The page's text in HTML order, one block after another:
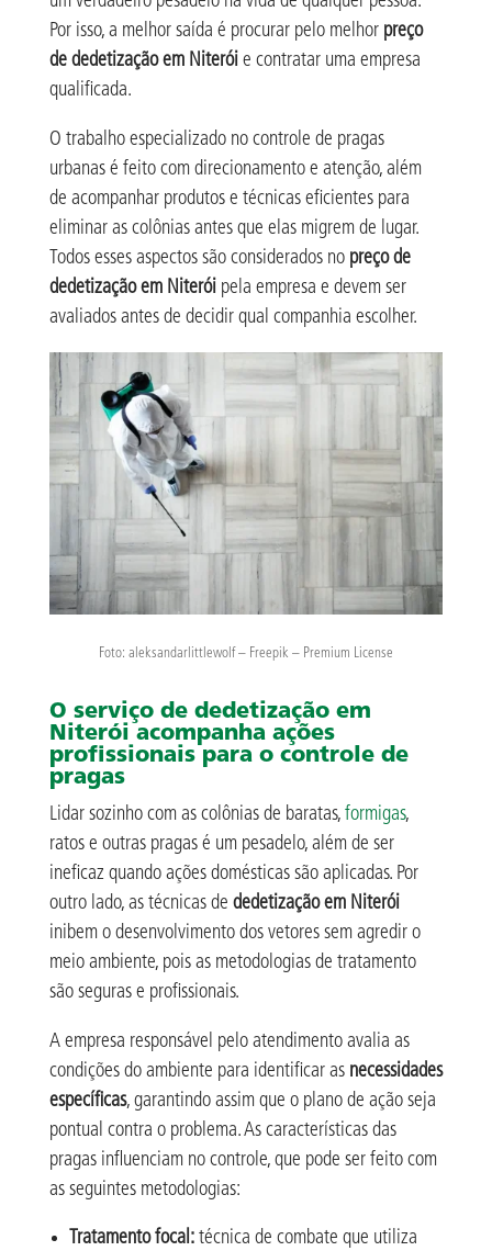
Por isso, a melhor saída é procurar pelo melhor preço
de dedetização em Niterói e contratar uma empresa
qualificada.
O trabalho especializado no controle de pragas
urbanas é feito com direcionamento e atenção, além
de acompanhar produtos e técnicas eficientes para
eliminar as colônias antes que elas migrem de lugar.
Todos esses aspectos são considerados nopreço de
dedetização em Niterói pela empresa e devem ser
avaliados antes de decidir qual companhia escolher.
Foto: aleksandarlittlewolf – Freepik – Premium License
O serviço de dedetização em
Niterói acompanha ações
profissionais para o controle de
pragas
Lidar sozinho com as colônias de baratas, formigas,
ratos e outras pragas é um pesadelo, além de ser
ineficaz quando ações domésticas são aplicadas. Por
outro lado, as técnicas de dedetização em Niterói
inibem o desenvolvimento dos vetores sem agredir o
meio ambiente, pois as metodologias de tratamento
são seguras e profissionais.
A empresa responsável pelo atendimento avalia as
condições do ambiente para identificar asnecessidades
específicas, garantindo assim que o plano de ação seja
pontual contra o problema. As características das
pragas influenciam no controle, que pode ser feito com
as seguintes metodologias:
Tratamento focal:técnica de combate que utiliza